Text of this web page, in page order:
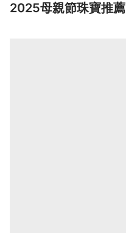
2025母親節珠寶推